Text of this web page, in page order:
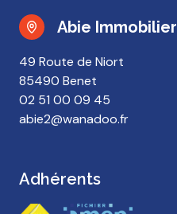
Abie Immobilier
02 51 00 09 45
abie2@wanadoo.fr
49 Route de Niort
85490 Benet
Adhérents